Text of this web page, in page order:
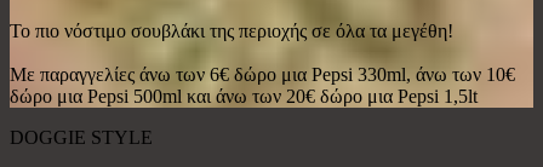
Το πιο νόστιμο σουβλάκι της περιοχής σε όλα τα μεγέθη!
Με παραγγελίες άνω των 6€ δώρο μια Pepsi 330ml, άνω των 10€
δώρο μια Pepsi 500ml και άνω των 20€ δώρο μια Pepsi 1,5lt
DOGGIE STYLE